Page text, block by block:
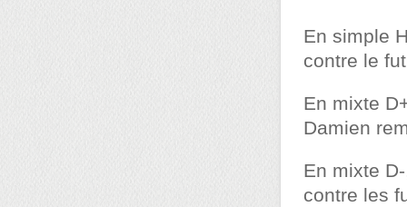
En simple
contre le
En mixte
Damien
En mixte
contre les